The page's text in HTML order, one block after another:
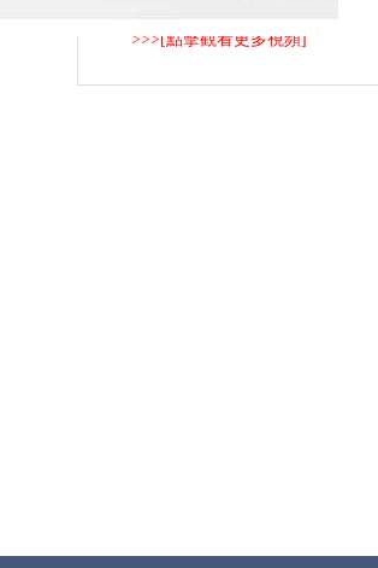
>>>[點擊觀看更多視頻]